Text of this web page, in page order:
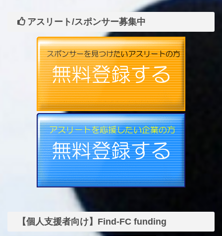
アスリート/スポンサー募集中
【個人支援者向け】Find-FC funding